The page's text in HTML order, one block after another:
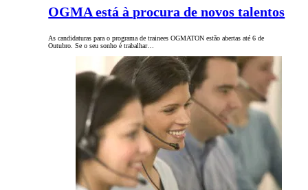
OGMA está à procura de novos talentos
As candidaturas para o programa de trainees OGMATON estão abertas até 6 de
Outubro. Se o seu sonho é trabalhar…